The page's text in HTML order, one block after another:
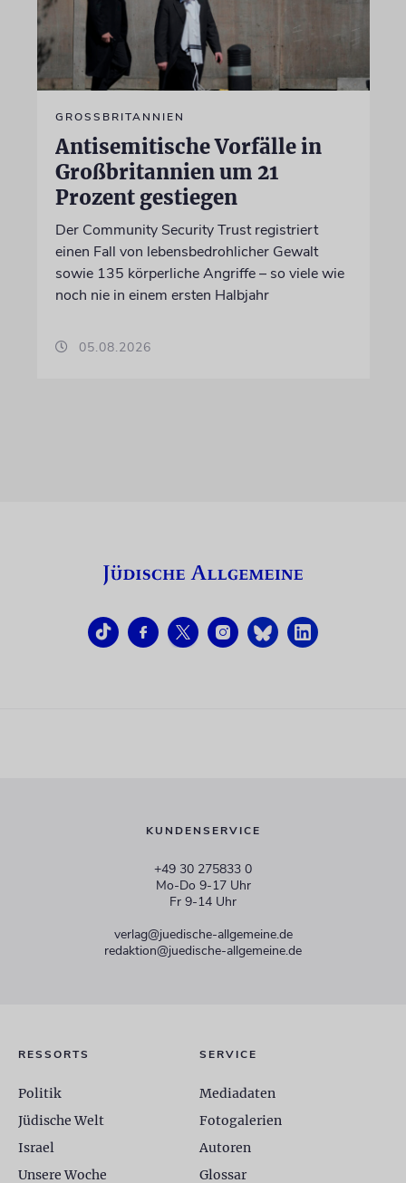
GROSSBRITANNIEN
Antisemitische Vorfälle in
Großbritannien um 21
Prozent gestiegen
Der Community Security Trust registriert
einen Fall von lebensbedrohlicher Gewalt
sowie 135 körperliche Angriffe – so viele wie
noch nie in einem ersten Halbjahr
05.08.2026
KUNDENSERVICE
+49 30 275833 0
Mo-Do 9-17 Uhr
Fr 9-14 Uhr
verlag@juedische-allgemeine.de
redaktion@juedische-allgemeine.de
RESSORTS
Politik
Jüdische Welt
Israel
Unsere Woche
SERVICE
Mediadaten
Fotogalerien
Autoren
Glossar